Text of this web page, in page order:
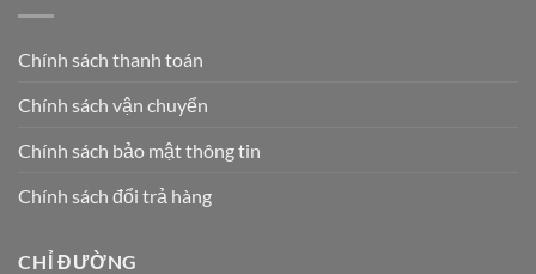
Chính sách thanh toán
Chính sách vận chuyển
Chính sách bảo mật thông tin
Chính sách đổi trả hàng
CHỈ ĐƯỜNG